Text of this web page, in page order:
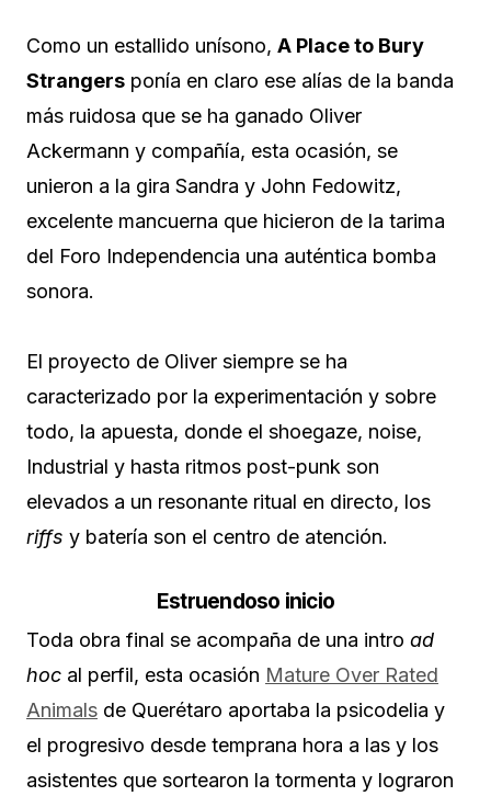
Como un estallido unísono, A Place to Bury
Strangers ponía en claro ese alías de la banda
más ruidosa que se ha ganado Oliver
Ackermann y compañía, esta ocasión, se
unieron a la gira Sandra y John Fedowitz,
excelente mancuerna que hicieron de la tarima
del Foro Independencia una auténtica bomba
sonora.
El proyecto de Oliver siempre se ha
caracterizado por la experimentación y sobre
todo, la apuesta, donde el shoegaze, noise,
Industrial y hasta ritmos post-punk son
elevados a un resonante ritual en directo, los
riffs y batería son el centro de atención.
Estruendoso inicio
Toda obra final se acompaña de una intro ad
hoc al perfil, esta ocasión Mature Over Rated
Animals de Querétaro aportaba la psicodelia y
el progresivo desde temprana hora a las y los
asistentes que sortearon la tormenta y lograron